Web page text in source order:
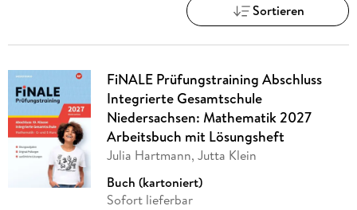
Sortieren
FiNALE Prüfungstraining Abschluss
Integrierte Gesamtschule
Niedersachsen: Mathematik 2027
Arbeitsbuch mit Lösungsheft
Julia Hartmann, Jutta Klein
Buch (kartoniert)
Sofort lieferbar